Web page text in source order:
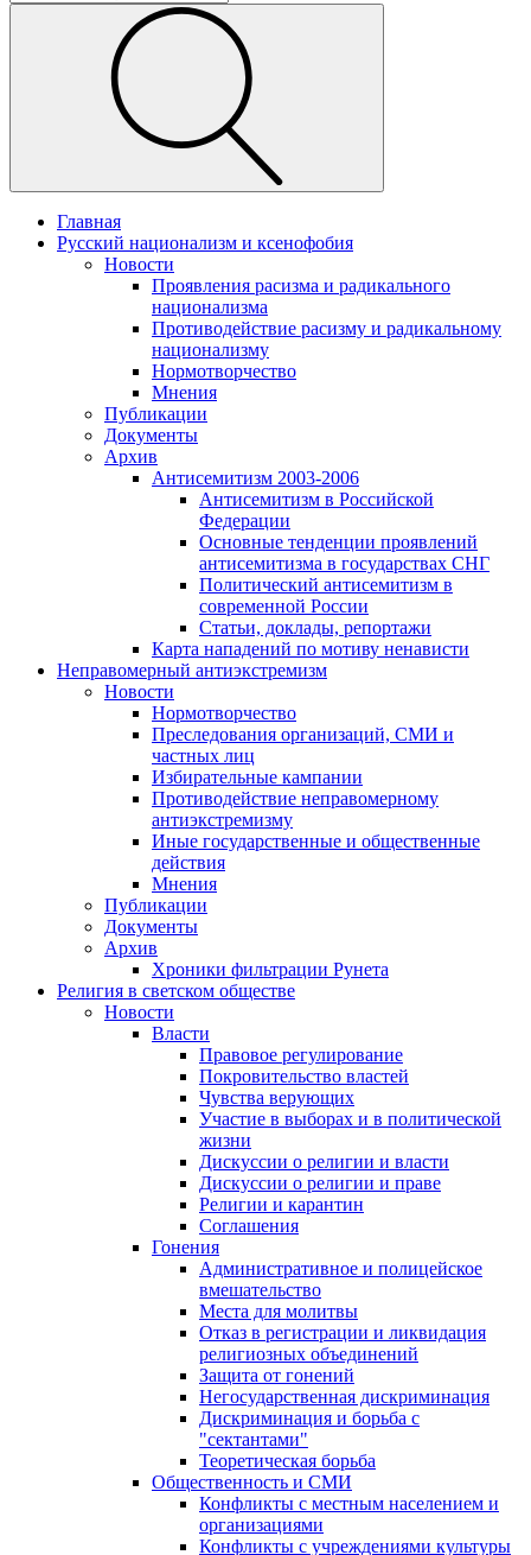
Главная
Русский национализм и ксенофобия
Новости
Проявления расизма и радикального
национализма
Противодействие расизму и радикальному
национализму
Нормотворчество
Мнения
Публикации
Документы
Архив
Антисемитизм 2003-2006
Антисемитизм в Российской
Федерации
Основные тенденции проявлений
антисемитизма в государствах СНГ
Политический антисемитизм в
современной России
Статьи, доклады, репортажи
Карта нападений по мотиву ненависти
Неправомерный антиэкстремизм
Новости
Нормотворчество
Преследования организаций, СМИ и
частных лиц
Избирательные кампании
Противодействие неправомерному
антиэкстремизму
Иные государственные и общественные
действия
Мнения
Публикации
Документы
Архив
Хроники фильтрации Рунета
Религия в светском обществе
Новости
Власти
Правовое регулирование
Покровительство властей
Чувства верующих
Участие в выборах и в политической
жизни
Дискуссии о религии и власти
Дискуссии о религии и праве
Религии и карантин
Соглашения
Гонения
Административное и полицейское
вмешательство
Места для молитвы
Отказ в регистрации и ликвидация
религиозных объединений
Защита от гонений
Негосударственная дискриминация
Дискриминация и борьба с
"сектантами"
Теоретическая борьба
Общественность и СМИ
Конфликты с местным населением и
организациями
Конфликты с учреждениями культуры